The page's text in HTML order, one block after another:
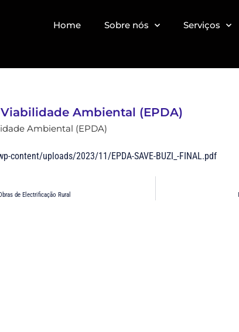
Home Sobre nós Serviços
Ambiental (EPDA)
Ambiental (EPDA)
content/uploads/2023/11/EPDA-SAVE-BUZI_-FINAL.pdf
de Electrificação Rural